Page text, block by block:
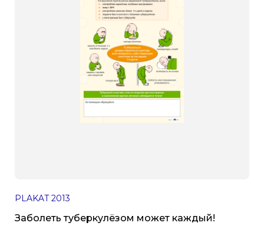
PLAKAT2013
Заболеть туберкулёзом может каждый!